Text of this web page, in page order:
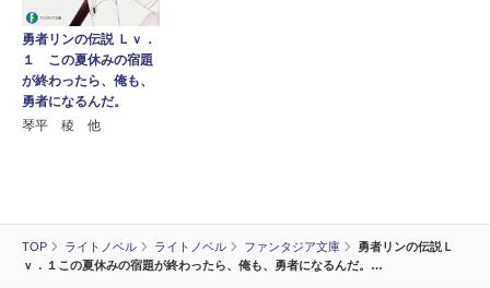
TOP ライトノベル ライトノベル ファンタジア文庫
勇者リンの伝説Ｌ
ｖ．１この夏休みの宿題が終わったら、俺も、勇者になるんだ。…
勇者リンの伝説 Ｌｖ．
１ この夏休みの宿題
が終わったら、俺も、
勇者になるんだ。
琴平 稜 他